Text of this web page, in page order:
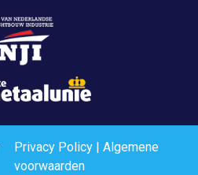
Privacy Policy| Algemene
voorwaarden